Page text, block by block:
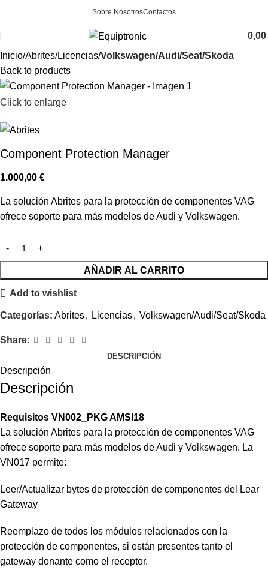
Sobre NosotrosContactos
0,00
Inicio Abrites Licencias Volkswagen/Audi/Seat/Skoda
Back to products
Click to enlarge
Component Protection Manager
1.000,00 €
La solución Abrites para la protección de componentes VAG
ofrece soporte para más modelos de Audi y Volkswagen.
AÑADIR AL CARRITO
Add to wishlist
Categorías: Abrites, Licencias, Volkswagen/Audi/Seat/Skoda
Share:
DESCRIPCIÓN
Descripción
Descripción
Requisitos VN002_PKG AMSI18
La solución Abrites para la protección de componentes VAG
ofrece soporte para más modelos de Audi y Volkswagen. La
VN017 permite:
Leer/Actualizar bytes de protección de componentes del Lear
Gateway
Reemplazo de todos los módulos relacionados con la
protección de componentes, si están presentes tanto el
gateway donante como el receptor.